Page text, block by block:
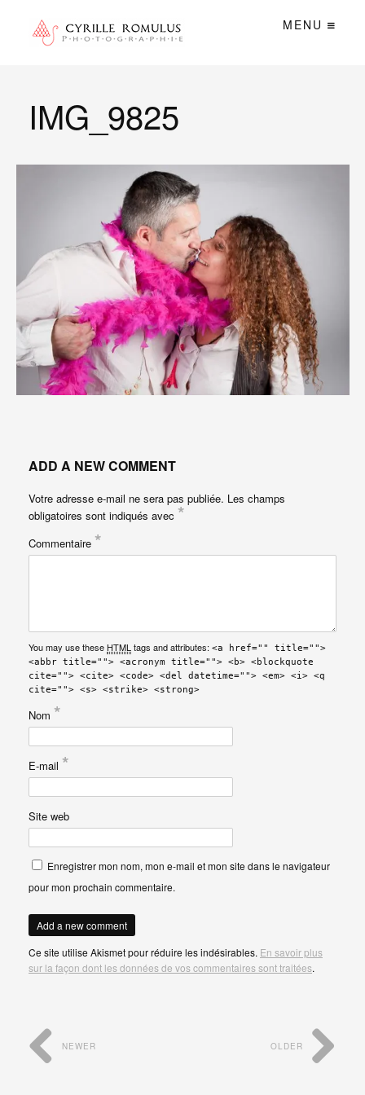
MENU
IMG_9825
ADD A NEW COMMENT
Votre adresse e-mail ne sera pas publiée. Les champs
obligatoires sont indiqués avec *
Commentaire *
You may use these HTML tags and attributes: <a href="" title="">
<abbr title=""> <acronym title=""> <b> <blockquote
cite=""> <cite> <code> <del datetime=""> <em> <i> <q
cite=""> <s> <strike> <strong>
Nom *
E-mail *
Site web
Enregistrer mon nom, mon e-mail et mon site dans le navigateur
pour mon prochain commentaire.
Ce site utilise Akismet pour réduire les indésirables. En savoir plus
sur la façon dont les données de vos commentaires sont traitées.
OLDER
NEWER